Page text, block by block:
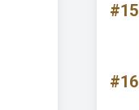
#15
#16